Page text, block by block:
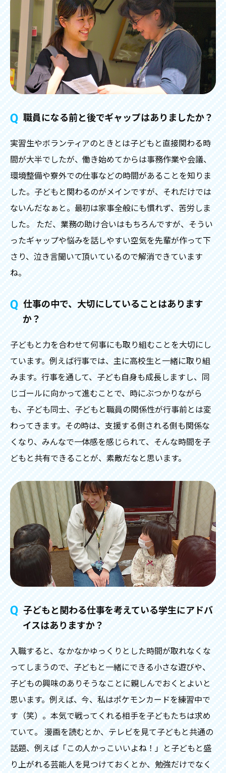
職員になる前と後でギャップはありましたか？
実習生やボランティアのときとは子どもと直接関わる時
間が大半でしたが、働き始めてからは事務作業や会議、
環境整備や寮外での仕事などの時間があることを知りま
した。子どもと関わるのがメインですが、それだけでは
ないんだなぁと。最初は家事全般にも慣れず、苦労しま
した。 ただ、業務の助け合いはもちろんですが、そうい
ったギャップや悩みを話しやすい空気を先輩が作って下
さり、泣き言聞いて頂いているので解消できています
ね。
仕事の中で、大切にしていることはあります
か？
子どもと力を合わせて何事にも取り組むことを大切にし
ています。例えば行事では、主に高校生と一緒に取り組
みます。行事を通して、子ども自身も成長しますし、同
じゴールに向かって進むことで、時にぶつかりながら
も、子ども同士、子どもと職員の関係性が行事前とは変
わってきます。その時は、支援する側される側も関係な
くなり、みんなで一体感を感じられて、そんな時間を子
どもと共有できることが、素敵だなと思います。
子どもと関わる仕事を考えている学生にアドバ
イスはありますか？
入職すると、なかなかゆっくりとした時間が取れなくな
ってしまうので、子どもと一緒にできる小さな遊びや、
子どもの興味のありそうなことに親しんでおくとよいと
思います。例えば、今、私はポケモンカードを練習中で
す（笑）。本気で戦ってくれる相手を子どもたちは求め
ていて。 漫画を読むとか、テレビを見て子どもと共通の
話題、例えば「この人かっこいいよね！」と子どもと盛
り上がれる芸能人を見つけておくとか、勉強だけでなく